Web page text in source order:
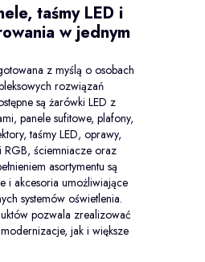
taśmy LED i
w jednym
z myślą o osobach
rozwiązań
są żarówki LED z
panele sufitowe, plafony,
taśmy LED, oprawy,
RGB, ściemniacze oraz
asortymentu są
i akcesoria umożliwiające
systemów oświetlenia.
pozwala zrealizować
jak i większe